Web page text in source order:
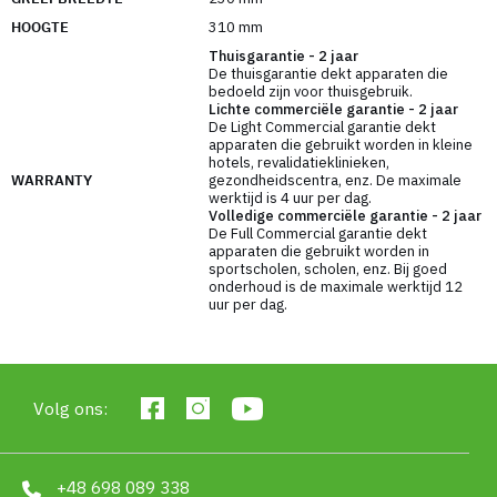
krassen en corrosie en vermindert het risico op
belangrijk is bij het thuis sporten. Bovendien
hebben ze dankzij hun felle kleuren een
aantrekkelijk uiterlijk, wat kan aanmoedigen om te
Hoe kies je het juiste gewicht?
Beginners: Het wordt meestal aanbevolen om
te beginnen met 4-12 kg.
Gemiddeld: Gewichten van 12-16 kg zijn
geschikt voor mensen met enige ervaring.
Voorbeeldoefeningen:
ontwikkelen van kracht en
HOOGTE
310 mm
WARRANTY
Thuisgarantie - 2 jaar
De thuisgarantie dekt apparaten die
bedoeld zijn voor thuisgebruik.
Lichte commerciële garantie - 2 jaar
De Light Commercial garantie dekt
apparaten die gebruikt worden in kleine
hotels, revalidatieklinieken,
gezondheidscentra, enz. De maximale
werktijd is 4 uur per dag.
Volledige commerciële garantie - 2 jaar
De Full Commercial garantie dekt
apparaten die gebruikt worden in
sportscholen, scholen, enz. Bij goed
onderhoud is de maximale werktijd 12
uur per dag.
Volg ons:
+48 698 089 338